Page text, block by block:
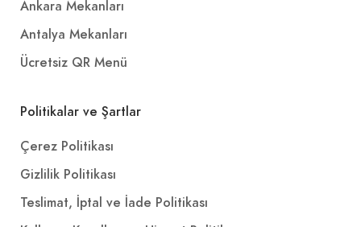
Ankara Mekanları
Antalya Mekanları
Ücretsiz QR Menü
Politikalar ve Şartlar
Çerez Politikası
Gizlilik Politikası
Teslimat, İptal ve İade Politikası